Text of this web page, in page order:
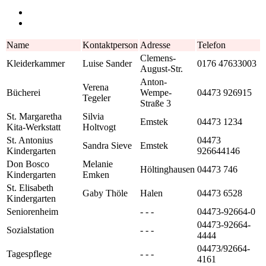
Name Kontaktperson Adresse
Telefon
Kleiderkammer
Luise Sander
Clemens-
August-Str.
0176 47633003
Bücherei
Verena
Tegeler
Anton-
Wempe-
Straße 3
04473 926915
St. Margaretha
Kita-Werkstatt
Silvia
Holtvogt
Emstek
04473 1234
St. Antonius
Kindergarten
Sandra Sieve Emstek
04473
926644146
Don Bosco
Kindergarten
Melanie
Emken
Höltinghausen 04473 746
St. Elisabeth
Kindergarten
Gaby Thöle Halen
04473 6528
Seniorenheim
- - -
04473-92664-0
Sozialstation
- - -
04473-92664-
4444
Tagespflege
- - -
04473/92664-
4161